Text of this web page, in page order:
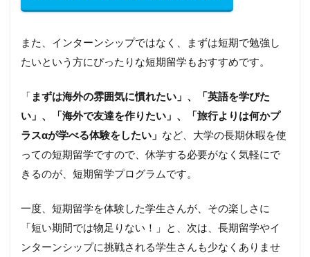
また、インターンシップではなく、まずは短期で勉強し
たいという方にぴったりな短期留学もおすすめです。
「 まずは海外の雰囲気に慣れたい」、「英語を学びた
い」、「海外で友達を作りたい」、「旅行よりは何かプ
ラスαが学べる体験をしたい」 など、大学の長期休暇を使
っての短期留学ですので、休学する必要がなく気軽にで
きるのが、短期留学プログラムです。
一度、短期留学を体験した学生さんが、その楽しさに
「短い期間では物足りない！」と、次は、長期留学やイ
ンターンシップに挑戦される学生さんも少なくありませ